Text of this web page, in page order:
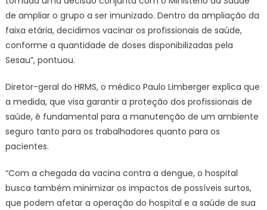
de ampliar o grupo a ser imunizado. Dentro da ampliação da
faixa etária, decidimos vacinar os profissionais de saúde,
conforme a quantidade de doses disponibilizadas pela
Sesau”, pontuou.
Diretor-geral do HRMS, o médico Paulo Limberger explica que
a medida, que visa garantir a proteção dos profissionais de
saúde, é fundamental para a manutenção de um ambiente
seguro tanto para os trabalhadores quanto para os
pacientes.
“Com a chegada da vacina contra a dengue, o hospital
busca também minimizar os impactos de possíveis surtos,
que podem afetar a operação do hospital e a saúde de sua